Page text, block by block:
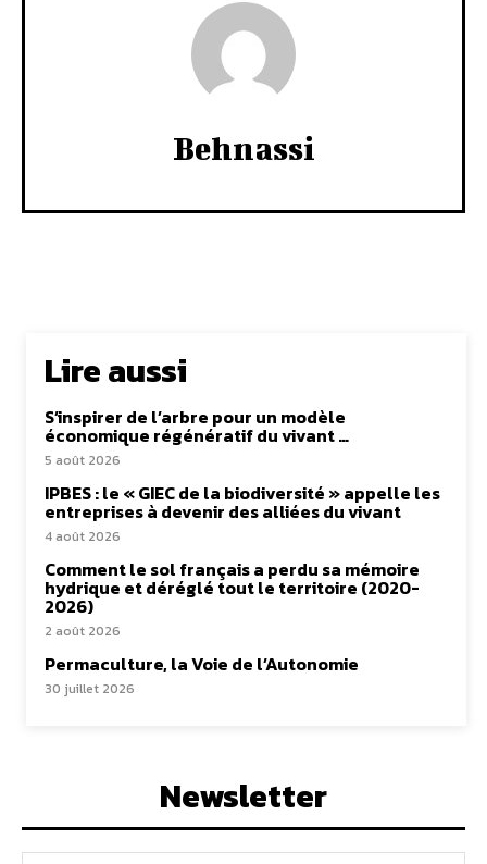
Behnassi
Lire aussi
S’inspirer de l’arbre pour un modèle
économique régénératif du vivant …
5 août 2026
IPBES : le « GIEC de la biodiversité » appelle les
entreprises à devenir des alliées du vivant
4 août 2026
Comment le sol français a perdu sa mémoire
hydrique et déréglé tout le territoire (2020-
2026)
2 août 2026
Permaculture, la Voie de l’Autonomie
30 juillet 2026
Newsletter